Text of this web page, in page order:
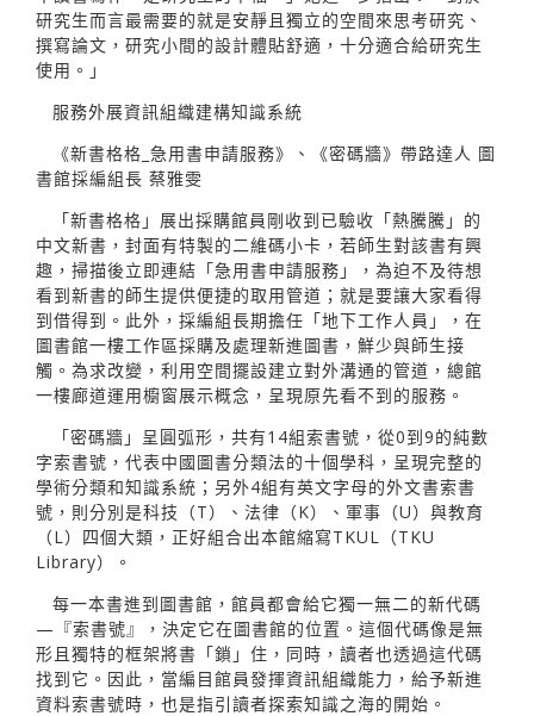
研究生而言最需要的就是安靜且獨立的空間來思考研究、
撰寫論文，研究小間的設計體貼舒適，十分適合給研究生
使用。」
服務外展資訊組織建構知識系統
《新書格格_急用書申請服務》、《密碼牆》帶路達人 圖
書館採編組長 蔡雅雯
「新書格格」展出採購館員剛收到已驗收「熱騰騰」的
中文新書，封面有特製的二維碼小卡，若師生對該書有興
趣，掃描後立即連結「急用書申請服務」，為迫不及待想
看到新書的師生提供便捷的取用管道；就是要讓大家看得
到借得到。此外，採編組長期擔任「地下工作人員」，在
圖書館一樓工作區採購及處理新進圖書，鮮少與師生接
觸。為求改變，利用空間擺設建立對外溝通的管道，總館
一樓廊道運用櫥窗展示概念，呈現原先看不到的服務。
「密碼牆」呈圓弧形，共有14組索書號，從0到9的純數
字索書號，代表中國圖書分類法的十個學科，呈現完整的
學術分類和知識系統；另外4組有英文字母的外文書索書
號，則分別是科技（T）、法律（K）、軍事（U）與教育
（L）四個大類，正好組合出本館縮寫TKUL（TKU
Library）。
每一本書進到圖書館，館員都會給它獨一無二的新代碼
—『索書號』，決定它在圖書館的位置。這個代碼像是無
形且獨特的框架將書「鎖」住，同時，讀者也透過這代碼
找到它。因此，當編目館員發揮資訊組織能力，給予新進
資料索書號時，也是指引讀者探索知識之海的開始。